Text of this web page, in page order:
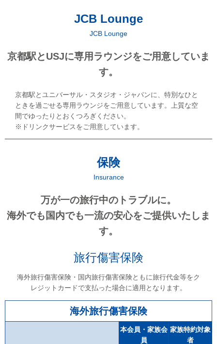
JCB Lounge
JCB Lounge
京都駅とUSJに専用ラウンジをご用意していま
す。
京都駅とユニバーサル・スタジオ・ジャパンに、特別なひと
ときを過ごせる専用ラウンジをご用意しています。上質な空
間でゆったりとおくつろぎください。
※ドリンクサービスをご用意しています。
保険
Insurance
万が一の旅行中のトラブルに。
海外でも国内でも一流の安心をご提供いたしま
す。
旅行傷害保険
海外旅行傷害保険・国内旅行傷害保険ともに旅行代金等をク
レジットカードで支払った場合に適用となります。
海外旅行傷害保険
本会員・家族会
員
家族特約対象
者